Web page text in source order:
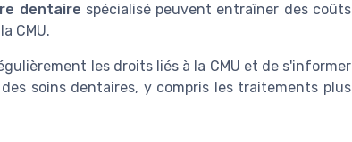
dentaire spécialisé peuvent entraîner des coûts
CMU.
les droits liés à la CMU et de s'informer
soins dentaires, y compris les traitements plus